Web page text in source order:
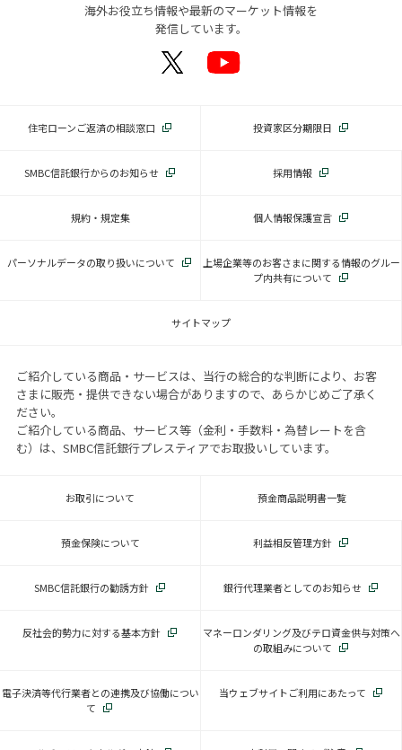
海外お役立ち情報や最新のマーケット情報を
発信しています。
住宅ローンご返済の相談窓口 投資家区分期限日
SMBC信託銀行からのお知らせ 採用情報
規約・規定集 個人情報保護宣言
パーソナルデータの取り扱いについて
上場企業等のお客さまに関する情報のグルー
プ内共有について
サイトマップ
ご紹介している商品・サービスは、当行の総合的な判断により、お客
さまに販売・提供できない場合がありますので、あらかじめご了承く
ださい。
ご紹介している商品、サービス等（金利・手数料・為替レートを含
む）は、SMBC信託銀行プレスティアでお取扱いしています。
お取引について 預金商品説明書一覧
預金保険について 利益相反管理方針
SMBC信託銀行の勧誘方針 銀行代理業者としてのお知らせ
反社会的勢力に対する基本方針
マネーロンダリング及びテロ資金供与対策へ
の取組みについて
電子決済等代行業者との連携及び協働につい
て
当ウェブサイトご利用にあたって